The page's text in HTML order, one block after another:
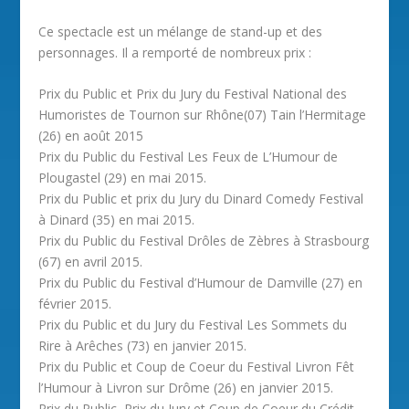
Ce spectacle est un mélange de stand-up et des
personnages. Il a remporté de nombreux prix :
Prix du Public et Prix du Jury du Festival National des
Humoristes de Tournon sur Rhône(07) Tain l’Hermitage
(26) en août 2015
Prix du Public du Festival Les Feux de L’Humour de
Plougastel (29) en mai 2015.
Prix du Public et prix du Jury du Dinard Comedy Festival
à Dinard (35) en mai 2015.
Prix du Public du Festival Drôles de Zèbres à Strasbourg
(67) en avril 2015.
Prix du Public du Festival d’Humour de Damville (27) en
février 2015.
Prix du Public et du Jury du Festival Les Sommets du
Rire à Arêches (73) en janvier 2015.
Prix du Public et Coup de Coeur du Festival Livron Fêt
l’Humour à Livron sur Drôme (26) en janvier 2015.